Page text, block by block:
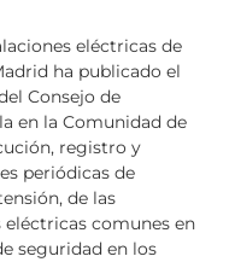
eléctricas de
ha publicado el
Consejo de
en la Comunidad de
registro y
periódicas de
de las
eléctricas comunes en
seguridad en los